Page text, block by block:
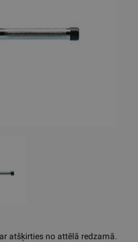
atšķirties no attēlā redzamā.